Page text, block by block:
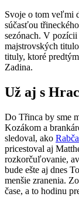
Svoje o tom veľmi
súčasťou
sezónach. V pozícii
majstrovských
tituly, ktoré
Zadina.
Už aj s
Do Třinca by sme
Kozákom a
sledoval, ako
pricestoval aj
rozkorčuľovanie,
bude ešte aj dnes
menšie zranenia.
čase, a to hodinu